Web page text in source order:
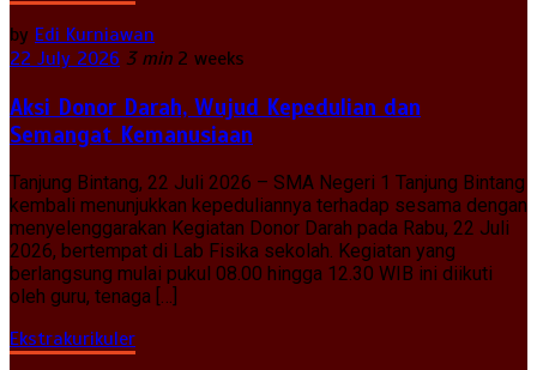
by Edi Kurniawan
22 July 2026 3 min 2 weeks
Aksi Donor Darah, Wujud Kepedulian dan
Semangat Kemanusiaan
Tanjung Bintang, 22 Juli 2026 – SMA Negeri 1 Tanjung Bintang
kembali menunjukkan kepeduliannya terhadap sesama dengan
menyelenggarakan Kegiatan Donor Darah pada Rabu, 22 Juli
2026, bertempat di Lab Fisika sekolah. Kegiatan yang
berlangsung mulai pukul 08.00 hingga 12.30 WIB ini diikuti
oleh guru, tenaga […]
Ekstrakurikuler